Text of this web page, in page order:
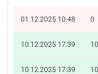
01.12.2025 10:48 0
10.12.2025 17:39
10.12.2025 17:39